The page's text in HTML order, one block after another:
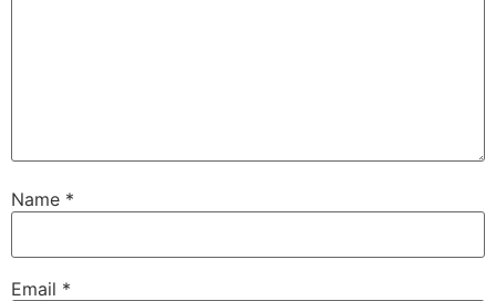
Name *
Email *